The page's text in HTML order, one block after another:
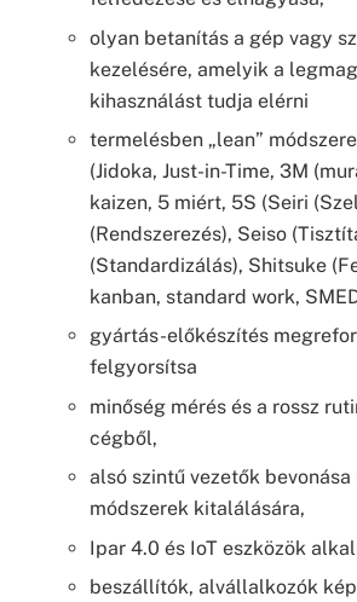
olyan betanítás a gép vagy
kezelésére, amelyik a
kihasználást tudja elérni
termelésben „lean”
(Jidoka, Just-in-Time, 3M
kaizen, 5 miért, 5S (Seiri
(Rendszerezés), Seiso
(Standardizálás), Shitsuke
kanban, standard work,
gyártás-előkészítés
felgyorsítsa
minőség mérés és a rossz
cégből,
alsó szintű vezetők
módszerek kitalálására,
Ipar 4.0 és IoT eszközök
beszállítók, alvállalkozók